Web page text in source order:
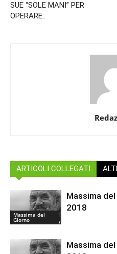
SUE “SOLE MANI” PER
OPERARE..
ARTICOLI COLLEGATI
Massima del
Giorno
Massima
2018
Massima